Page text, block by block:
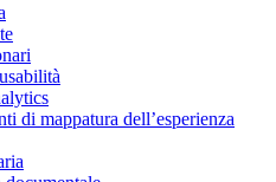
di mappatura dell’esperienza